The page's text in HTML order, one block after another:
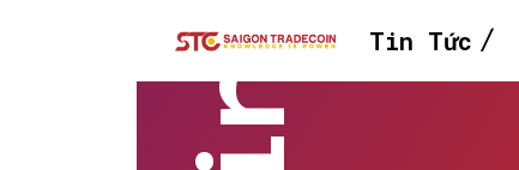
Tin Tức